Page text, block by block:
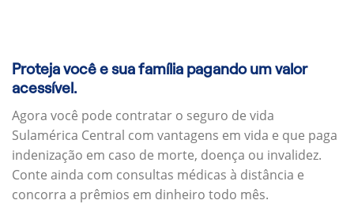
Proteja você e sua família pagando um valor
acessível.
Agora você pode contratar o seguro de vida
Sulamérica Central com vantagens em vida e que paga
indenização em caso de morte, doença ou invalidez.
Conte ainda com consultas médicas à distância e
concorra a prêmios em dinheiro todo mês.